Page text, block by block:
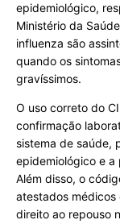
epidemiológico,
Ministério da
influenza são
quando os
gravíssimos.
O uso correto do
confirmação
sistema de saúde,
epidemiológico e a
Além disso, o
atestados
direito ao repouso